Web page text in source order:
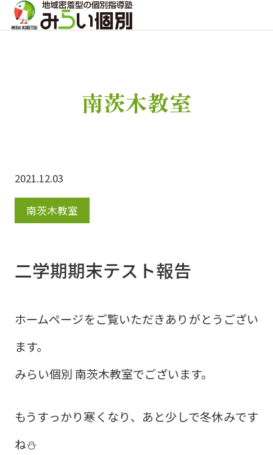
南茨木教室
2021.12.03
南茨木教室
二学期期末テスト報告
ホームページをご覧いただきありがとうござい
ます。
みらい個別 南茨木教室でございます。
もうすっかり寒くなり、あと少しで冬休みです
ね⛄